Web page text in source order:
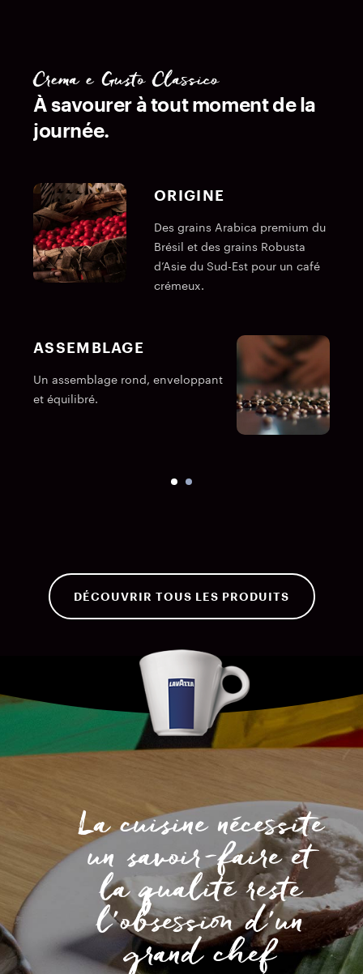
Crema e Gusto Classico
À savourer à tout moment de la
journée.
ORIGINE
Des grains Arabica premium du
Brésil et des grains Robusta
d’Asie du Sud-Est pour un café
crémeux.
ASSEMBLAGE
Un assemblage rond, enveloppant
et équilibré.
DÉCOUVRIR TOUS LES PRODUITS
La cuisine nécessite
un savoir-faire et
la qualité reste
l’obsession d’un
grand chef